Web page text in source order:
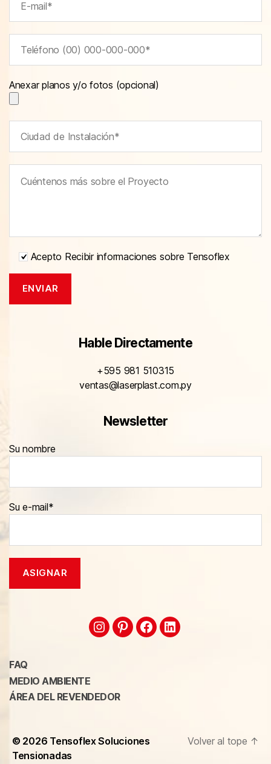
Anexar planos y/o fotos (opcional)
Acepto Recibir informaciones sobre Tensoflex
Hable Directamente
+595 981 510315
ventas@laserplast.com.py
Newsletter
Su nombre
Su e-mail*
FAQ
MEDIO AMBIENTE
ÁREA DEL REVENDEDOR
© 2026 Tensoflex Soluciones
Tensionadas
Volver al tope ↑